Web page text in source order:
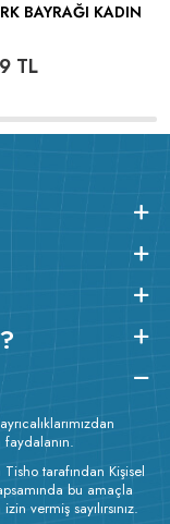
BAYRAĞI KADIN
TL
tarafından Kişisel
bu amaçla
vermiş sayılırsınız.